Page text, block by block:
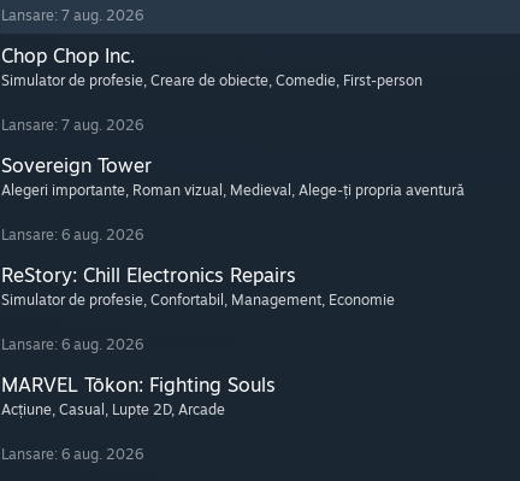
Lansare: 7 aug. 2026
Chop Chop Inc.
Simulator de profesie, Creare de obiecte, Comedie, First-person
Lansare: 7 aug. 2026
Sovereign Tower
Alegeri importante, Roman vizual , Medieval , Alege-ți propria aventură
Lansare: 6 aug. 2026
ReStory: Chill Electronics Repairs
Simulator de profesie, Confortabil , Management, Economie
Lansare: 6 aug. 2026
MARVEL Tōkon: Fighting Souls
Acțiune, Casual , Lupte 2D, Arcade
Lansare: 6 aug. 2026